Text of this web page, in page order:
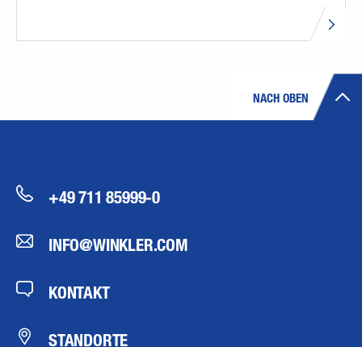
NACH OBEN
+49 711 85999-0
INFO@WINKLER.COM
KONTAKT
STANDORTE